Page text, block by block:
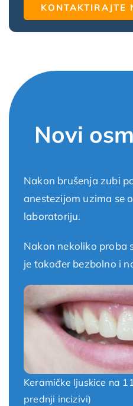
KONTAKTIRAJTE
Novi
Nakon brušenja zubi
anestezijom uzima se
laboratoriju.
Nakon nekoliko proba
je također bezbolno i
Keramičke ljuskice na
prednji incizivi)